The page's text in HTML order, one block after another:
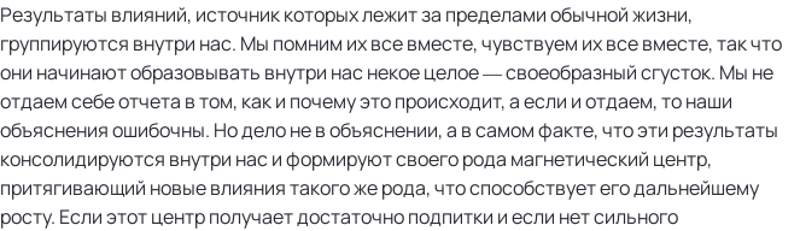
Результаты влияний, источник которых лежит за пределами обычной жизни,
группируются внутри нас. Мы помним их все вместе, чувствуем их все вместе, так что
они начинают образовывать внутри нас некое целое — своеобразный сгусток. Мы не
отдаем себе отчета в том, как и почему это происходит, а если и отдаем, то наши
объяснения ошибочны. Но дело не в объяснении, а в самом факте, что эти результаты
консолидируются внутри нас и формируют своего рода магнетический центр,
притягивающий новые влияния такого же рода, что способствует его дальнейшему
росту. Если этот центр получает достаточно подпитки и если нет сильного